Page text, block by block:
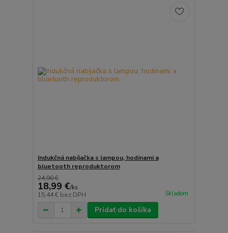
Indukčná nabíjačka s lampou, hodinami a
bluetooth reproduktorom
24,90 €
18,99 €/ks
15,44 € bez DPH Skladom
Pridať do košíka